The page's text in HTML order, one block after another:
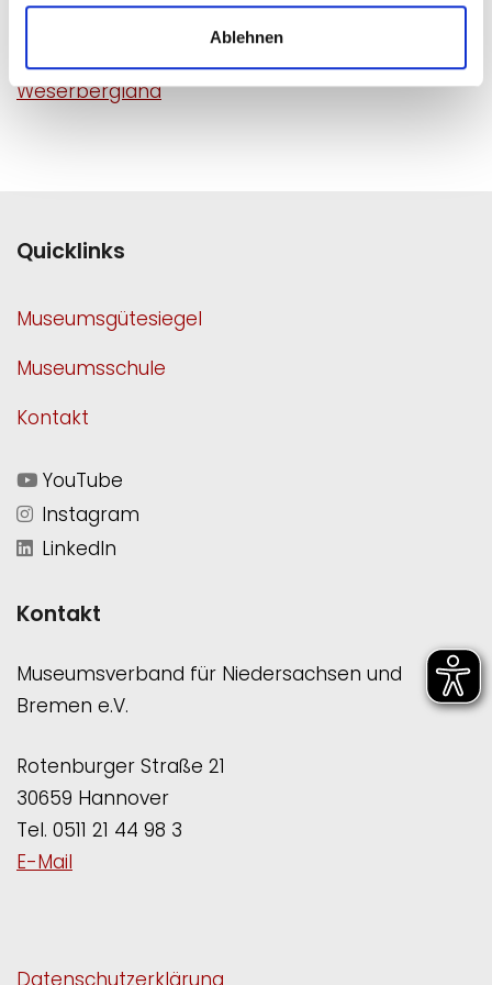
Ablehnen
Tourismusregion
Weserbergland
Quicklinks
Museumsgütesiegel
Museumsschule
Kontakt
YouTube
Instagram
LinkedIn
Kontakt
Museumsverband für Niedersachsen und
Bremen e.V.
Rotenburger Straße 21
30659 Hannover
Tel. 0511 21 44 98 3
E-Mail